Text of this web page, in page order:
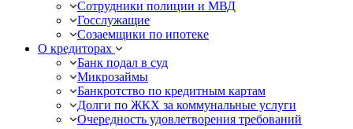
Сотрудники полиции и МВД
Госслужащие
Созаемщики по ипотеке
О кредиторах
Банк подал в суд
Микрозаймы
Банкротство по кредитным картам
Долги по ЖКХ за коммунальные услуги
Очередность удовлетворения требований